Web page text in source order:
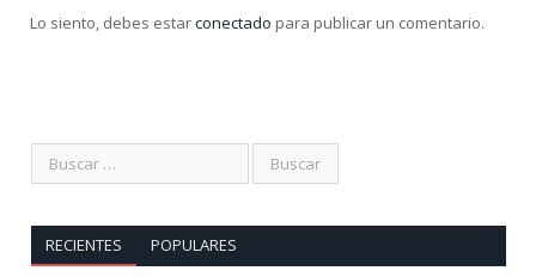
Lo siento, debes estarconectado para publicar un comentario.
RECIENTES POPULARES